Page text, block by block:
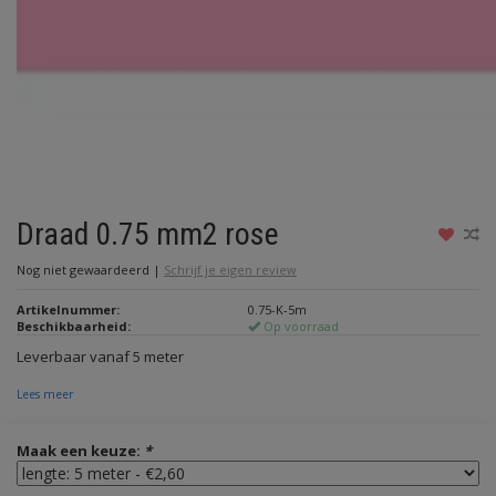
Draad 0.75 mm2 rose
Nog niet gewaardeerd | Schrijf je eigen review
Artikelnummer:
0.75-K-5m
Beschikbaarheid:
Op voorraad
Leverbaar vanaf 5 meter
Lees meer
Maak een keuze: *